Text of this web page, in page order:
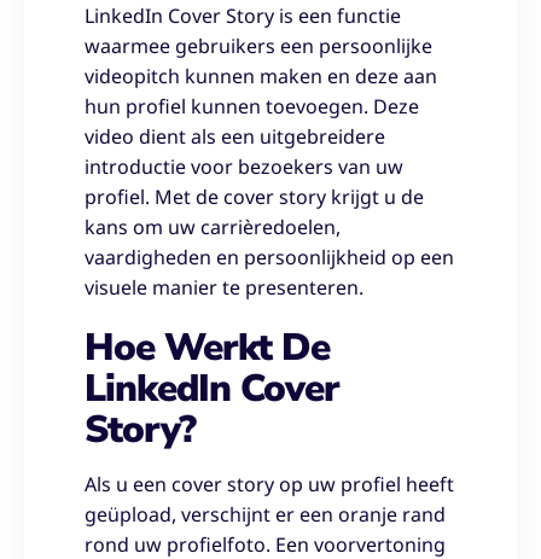
LinkedIn Cover Story is een functie
waarmee gebruikers een persoonlijke
videopitch kunnen maken en deze aan
hun profiel kunnen toevoegen. Deze
video dient als een uitgebreidere
introductie voor bezoekers van uw
profiel. Met de cover story krijgt u de
kans om uw carrièredoelen,
vaardigheden en persoonlijkheid op een
visuele manier te presenteren.
Hoe Werkt De
LinkedIn Cover
Story?
Als u een cover story op uw profiel heeft
geüpload, verschijnt er een oranje rand
rond uw profielfoto. Een voorvertoning